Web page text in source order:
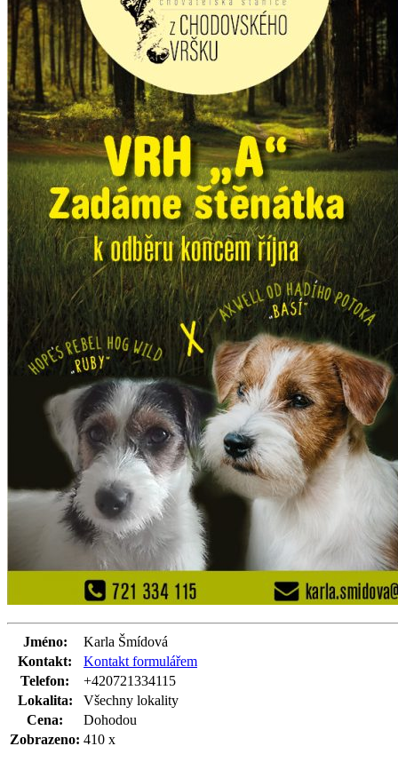
Jméno:
Karla Šmídová
Kontakt:
Kontakt formulářem
Telefon:
+420721334115
Lokalita:
Všechny lokality
Cena:
Dohodou
Zobrazeno: 410 x